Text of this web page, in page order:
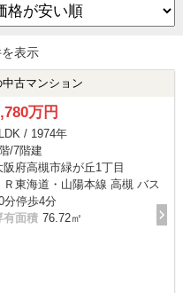
表示
古マンション
万円
/ 1974年
/7階建
阪府高槻市緑が丘1丁目
Ｒ東海道・山陽本線 高槻 バス
分停歩4分
有面積 76.72㎡